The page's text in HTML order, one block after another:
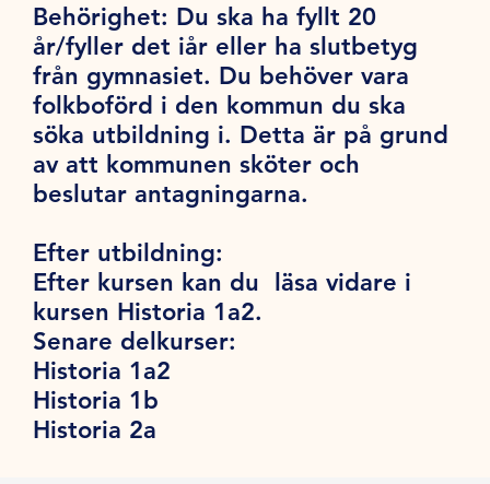
Behörighet: Du ska ha fyllt 20
år/fyller det iår eller ha slutbetyg
från gymnasiet. Du behöver vara
folkboförd i den kommun du ska
söka utbildning i. Detta är på grund
av att kommunen sköter och
beslutar antagningarna.
Efter utbildning:
Efter kursen kan du läsa vidare i
kursen Historia 1a2.
Senare delkurser:
Historia 1a2
Historia 1b
Historia 2a